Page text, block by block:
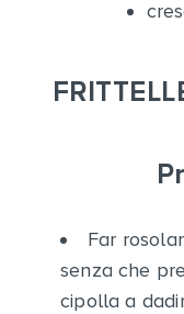
Far
senza che
cipolla a